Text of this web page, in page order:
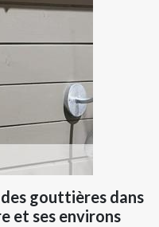
gouttières dans
et ses environs